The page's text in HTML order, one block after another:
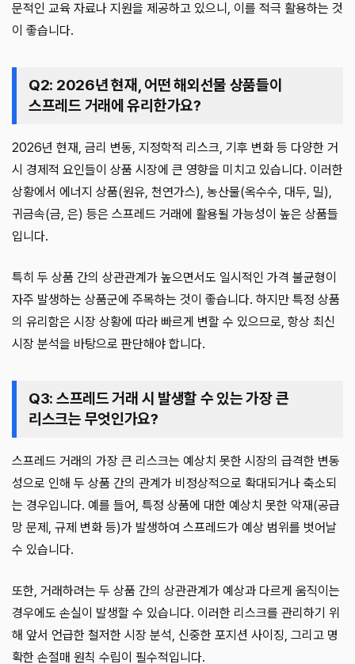
문적인 교육 자료나 지원을 제공하고 있으니, 이를 적극 활용하는 것
이 좋습니다.
Q2: 2026년 현재, 어떤 해외선물 상품들이
스프레드 거래에 유리한가요?
2026년 현재, 금리 변동, 지정학적 리스크, 기후 변화 등 다양한 거
시 경제적 요인들이 상품 시장에 큰 영향을 미치고 있습니다. 이러한
상황에서 에너지 상품(원유, 천연가스), 농산물(옥수수, 대두, 밀),
귀금속(금, 은) 등은 스프레드 거래에 활용될 가능성이 높은 상품들
입니다.
특히 두 상품 간의 상관관계가 높으면서도 일시적인 가격 불균형이
자주 발생하는 상품군에 주목하는 것이 좋습니다. 하지만 특정 상품
의 유리함은 시장 상황에 따라 빠르게 변할 수 있으므로, 항상 최신
시장 분석을 바탕으로 판단해야 합니다.
Q3: 스프레드 거래 시 발생할 수 있는 가장 큰
리스크는 무엇인가요?
스프레드 거래의 가장 큰 리스크는 예상치 못한 시장의 급격한 변동
성으로 인해 두 상품 간의 관계가 비정상적으로 확대되거나 축소되
는 경우입니다. 예를 들어, 특정 상품에 대한 예상치 못한 악재(공급
망 문제, 규제 변화 등)가 발생하여 스프레드가 예상 범위를 벗어날
수 있습니다.
또한, 거래하려는 두 상품 간의 상관관계가 예상과 다르게 움직이는
경우에도 손실이 발생할 수 있습니다. 이러한 리스크를 관리하기 위
해 앞서 언급한 철저한 시장 분석, 신중한 포지션 사이징, 그리고 명
확한 손절매 원칙 수립이 필수적입니다.